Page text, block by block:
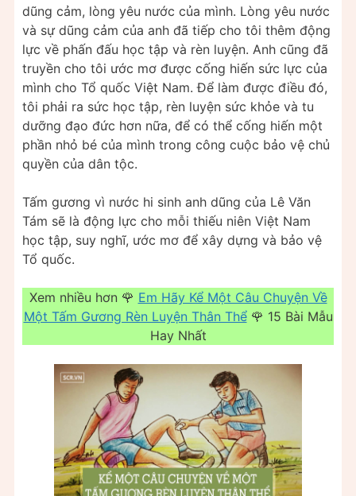
dũng cảm, lòng yêu nước của mình. Lòng yêu nước
và sự dũng cảm của anh đã tiếp cho tôi thêm động
lực về phấn đấu học tập và rèn luyện. Anh cũng đã
truyền cho tôi ước mơ được cống hiến sức lực của
mình cho Tổ quốc Việt Nam. Để làm được điều đó,
tôi phải ra sức học tập, rèn luyện sức khỏe và tu
dưỡng đạo đức hơn nữa, để có thể cống hiến một
phần nhỏ bé của mình trong công cuộc bảo vệ chủ
quyền của dân tộc.
Tấm gương vì nước hi sinh anh dũng của Lê Văn
Tám sẽ là động lực cho mỗi thiếu niên Việt Nam
học tập, suy nghĩ, ước mơ để xây dựng và bảo vệ
Tổ quốc.
Xem nhiều hơn 🌹 Em Hãy Kể Một Câu Chuyện Về
Một Tấm Gương Rèn Luyện Thân Thể🌹 15 Bài Mẫu
Hay Nhất